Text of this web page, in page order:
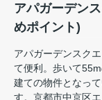
アパガーデン
めポイント)
アパガーデンスク
て便利。歩いて
建ての物件となっ
す。京都市中京区